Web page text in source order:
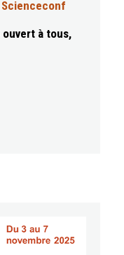
Scienceconf
à tous,